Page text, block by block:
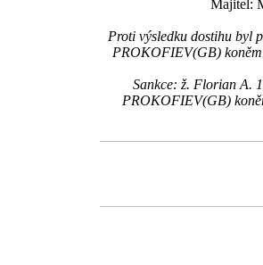
Majitel:
Proti výsledku dostihu byl
PROKOFIEV(GB)
Sankce: ž. Florian A.
PROKOFIEV(GB)